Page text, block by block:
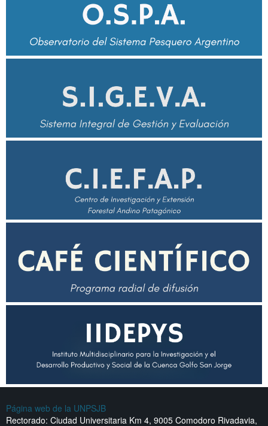
Página web de la UNPSJB
Rectorado: Ciudad Universitaria Km 4, 9005 Comodoro Rivadavia,